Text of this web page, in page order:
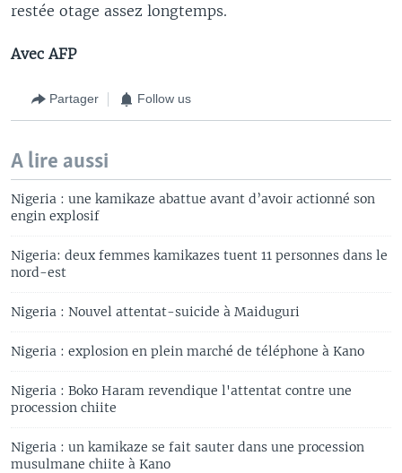
restée otage assez longtemps.
Avec AFP
Partager Follow us
A lire aussi
Nigeria : une kamikaze abattue avant d’avoir actionné son
engin explosif
Nigeria: deux femmes kamikazes tuent 11 personnes dans le
nord-est
Nigeria : Nouvel attentat-suicide à Maiduguri
Nigeria : explosion en plein marché de téléphone à Kano
Nigeria : Boko Haram revendique l'attentat contre une
procession chiite
Nigeria : un kamikaze se fait sauter dans une procession
musulmane chiite à Kano